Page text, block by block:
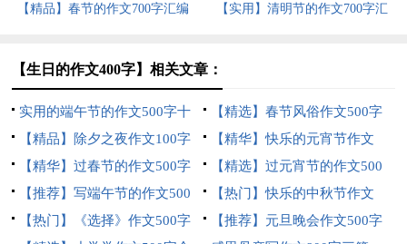
【精品】春节的作文700字汇编
【实用】清明节的作文700字汇
【生日的作文400字】相关文章：
实用的端午节的作文500字十
篇
【精选】春节风俗作文500字
合集八篇
【精品】除夕之夜作文100字
锦集五篇
【精华】快乐的元宵节作文
500字三篇
【精华】过春节的作文500字
锦集5篇
【精选】过元宵节的作文500
字锦集六篇
【推荐】写端午节的作文500
字四篇
【热门】快乐的中秋节作文
500字4篇
【热门】《选择》作文500字
【推荐】元旦晚会作文500字